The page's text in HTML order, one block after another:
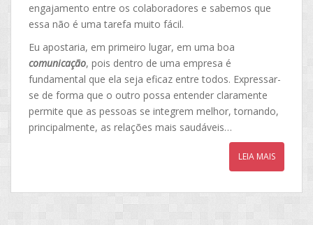
engajamento entre os colaboradores e sabemos que
essa não é uma tarefa muito fácil.
Eu apostaria, em primeiro lugar, em uma boa
comunicação, pois dentro de uma empresa é
fundamental que ela seja eficaz entre todos. Expressar-
se de forma que o outro possa entender claramente
permite que as pessoas se integrem melhor, tornando,
principalmente, as relações mais saudáveis…
LEIA MAIS